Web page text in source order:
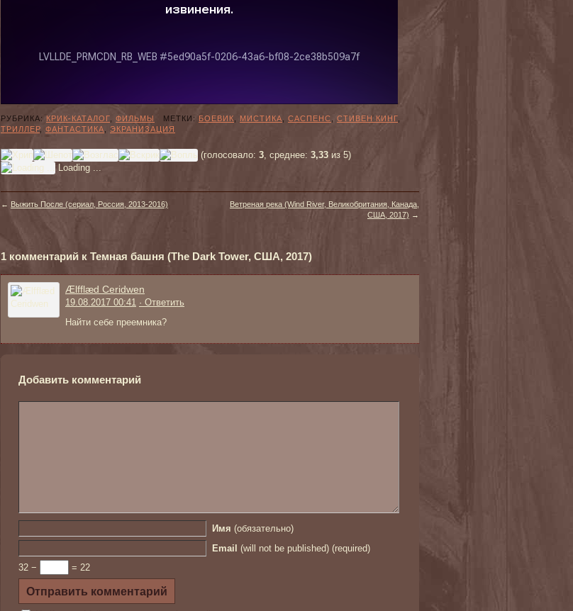
РУБРИКА: КРИК-КАТАЛОГ ФИЛЬМЫ МЕТКИ: БОЕВИК МИСТИКА САСПЕНС СТИВЕН КИНГ
ТРИЛЛЕР, ФАНТАСТИКА ЭКРАНИЗАЦИЯ
(голосовало: 3, среднее: 3,33 из 5)
Loading ...
← Выжить После (сериал, Россия, 2013-2016)
Ветреная река (Wind River, Великобритания, Канада,
США, 2017) →
1 комментарий к Темная башня (The Dark Tower, США, 2017)
Ælfflæd Ceridwen
19.08.2017 00:41 · Ответить
Найти себе преемника?
Добавить комментарий
Имя (обязательно)
Email (will not be published) (required)
32 −
= 22